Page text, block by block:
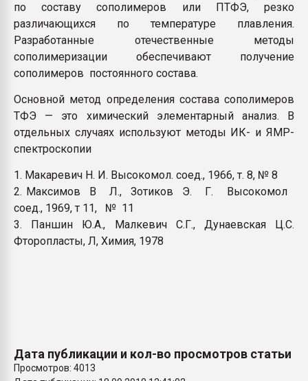
по составу сополимеров или ПТФЭ, резко
различающихся по температуре плавления.
Разработанные отечественные методы
сополимеризации обеспечивают получение
сополимеров постоянного состава.
Основной метод определения состава сополимеров
ТФЭ — это химический элементарный анализ. В
отдельных случаях используют методы ИК- и ЯМР-
спектроскопии
1. Макаревич Н. И. Высокомол. соед., 1966, т. 8, № 8
2. Максимов В Л., Зотиков Э. Г. Высокомол
соед., 1969, т 11, № 11
3. Паншин Ю.А., Малкевич С.Г., Дунаевская Ц.С.
Фторопласты, Л, Химия, 1978
Дата публикации и кол-во просмотров статьи
Просмотров: 4013